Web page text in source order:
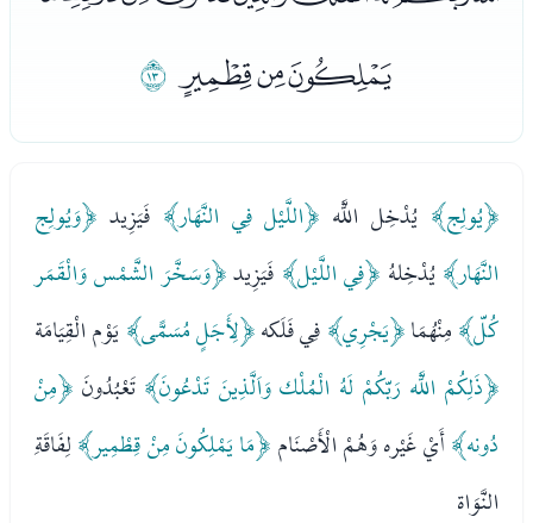
ﮌﮍﮎﮏ
﴿يُولِج﴾ يُدْخِل اللَّه ﴿اللَّيْل فِي النَّهَار﴾ فَيَزِيد ﴿وَيُولِج
النَّهَار﴾ يُدْخِلهُ ﴿فِي اللَّيْل﴾ فَيَزِيد﴿وَسَخَّرَ الشَّمْس وَالْقَمَر
كُلّ﴾مِنْهُمَا﴿يَجْرِي﴾فِي فَلَكه﴿لِأَجَلٍ مُسَمًّى﴾ يَوْم الْقِيَامَة
﴿ذَلِكُمْ اللَّه رَبّكُمْ لَهُ الْمُلْك وَاَلَّذِينَ تَدْعُونَ﴾ تَعْبُدُونَ ﴿مِنْ
دُونه﴾أَيْ غَيْره وَهُمْ الْأَصْنَام﴿مَا يَمْلِكُونَ مِنْ قِطْمِير﴾لِفَاقَةِ
النَّوَاة